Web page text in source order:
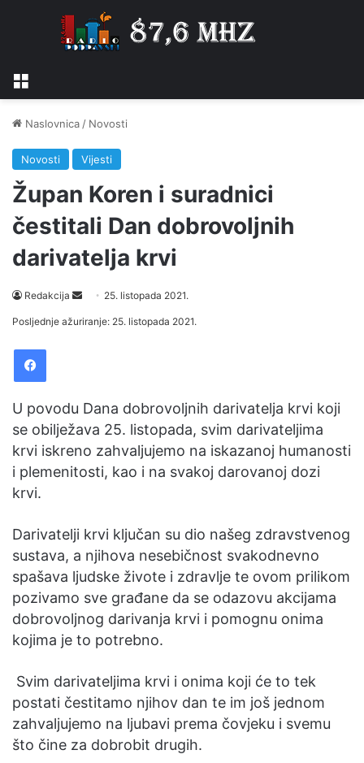
Izbornik
Naslovnica / Novosti
Novosti Vijesti
Župan Koren i suradnici
čestitali Dan dobrovoljnih
darivatelja krvi
Redakcija
Send 25. listopada 2021.
Posljednje ažuriranje: 25. listopada 2021.
Facebook
U povodu Dana dobrovoljnih darivatelja krvi koji
se obilježava 25. listopada, svim darivateljima
krvi iskreno zahvaljujemo na iskazanoj humanosti
i plemenitosti, kao i na svakoj darovanoj dozi
krvi.
Darivatelji krvi ključan su dio našeg zdravstvenog
sustava, a njihova nesebičnost svakodnevno
spašava ljudske živote i zdravlje te ovom prilikom
pozivamo sve građane da se odazovu akcijama
dobrovoljnog darivanja krvi i pomognu onima
kojima je to potrebno.
Svim darivateljima krvi i onima koji će to tek
postati čestitamo njihov dan te im još jednom
zahvaljujemo na ljubavi prema čovjeku i svemu
što čine za dobrobit drugih.